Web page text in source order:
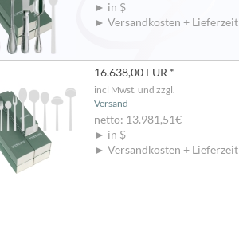
► in $
► Versandkosten + Lieferzeit
16.638,00 EUR *
incl Mwst. und zzgl.
Versand
netto: 13.981,51€
► in $
► Versandkosten + Lieferzeit